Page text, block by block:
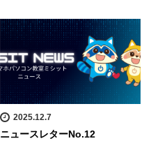
2025.12.7
ニュースレターNo.12